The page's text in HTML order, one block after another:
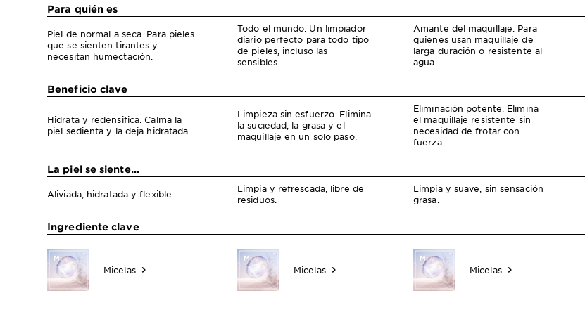
Para quién es
Piel de normal a seca. Para pieles
que se sienten tirantes y
necesitan humectación.
Todo el mundo. Un limpiador
diario perfecto para todo tipo
de pieles, incluso las
sensibles.
Amante del maquillaje. Para
quienes usan maquillaje de
larga duración o resistente al
agua.
Beneficio clave
Hidrata y redensifica. Calma la
piel sedienta y la deja hidratada.
Limpieza sin esfuerzo. Elimina
la suciedad, la grasa y el
maquillaje en un solo paso.
Eliminación potente. Elimina
el maquillaje resistente sin
necesidad de frotar con
fuerza.
La piel se siente...
Aliviada, hidratada y flexible.
Limpia y refrescada, libre de
residuos.
Limpia y suave, sin sensación
grasa.
Ingrediente clave
Micelas Micelas Micelas